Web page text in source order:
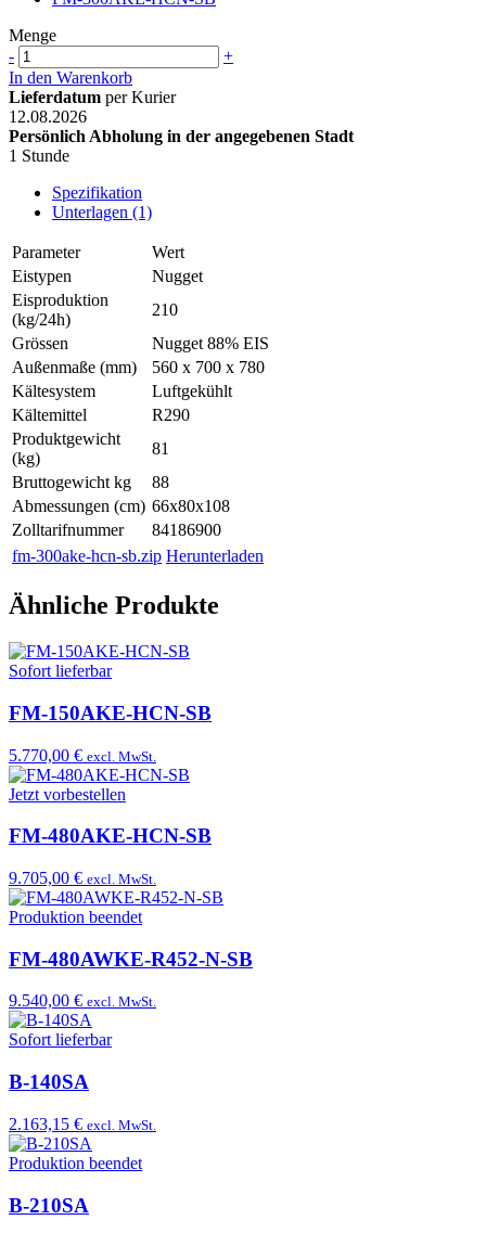
Menge
-
+
In den Warenkorb
Lieferdatum per Kurier
12.08.2026
Persönlich Abholung in der angegebenen Stadt
1 Stunde
Spezifikation
Unterlagen (1)
Parameter
Wert
Eistypen
Nugget
Eisproduktion
(kg/24h)
210
Grössen
Nugget 88% EIS
Außenmaße (mm)
560 x 700 x 780
Kältesystem
Luftgekühlt
Kältemittel
R290
Produktgewicht
(kg)
81
Bruttogewicht kg
88
Abmessungen (cm) 66x80x108
Zolltarifnummer
84186900
fm-300ake-hcn-sb.zip Herunterladen
Ähnliche Produkte
Sofort lieferbar
FM-150AKE-HCN-SB
5.770,00 € excl. MwSt.
Jetzt vorbestellen
FM-480AKE-HCN-SB
9.705,00 € excl. MwSt.
Produktion beendet
FM-480AWKE-R452-N-SB
9.540,00 € excl. MwSt.
Sofort lieferbar
B-140SA
2.163,15 € excl. MwSt.
Produktion beendet
B-210SA